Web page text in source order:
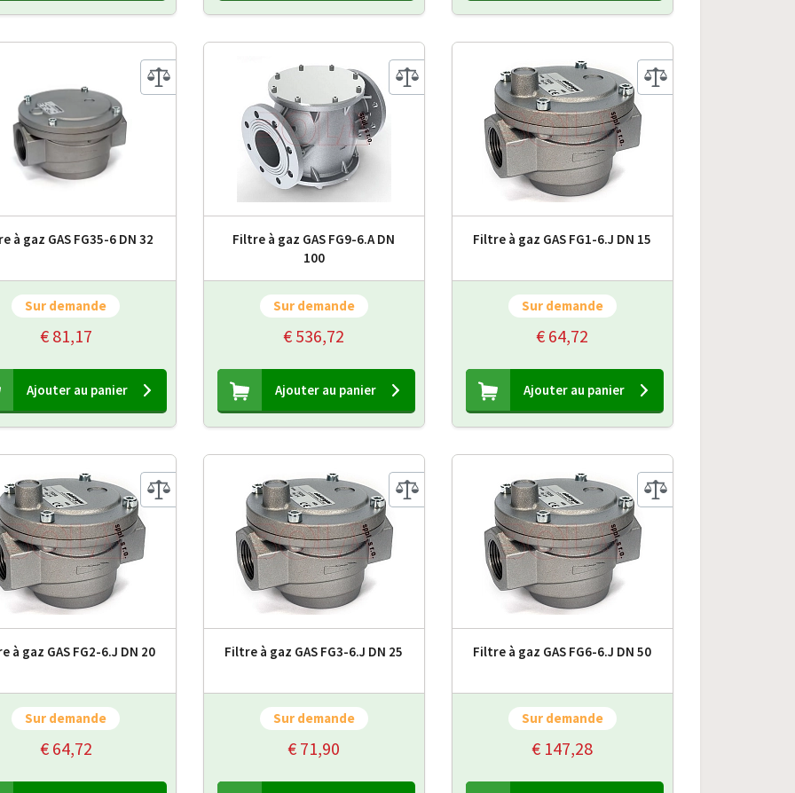
à gaz GAS FG35-6 DN 32
Sur demande
€ 81,17
Ajouter au panier
Filtre à gaz GAS FG9-6.A DN
100
Sur demande
€ 536,72
Ajouter au panier
Filtre à gaz GAS FG1-6.J DN 15
Sur demande
€ 64,72
Ajouter au panier
à gaz GAS FG2-6.J DN 20
Sur demande
€ 64,72
Filtre à gaz GAS FG3-6.J DN 25
Sur demande
€ 71,90
Filtre à gaz GAS FG6-6.J DN 50
Sur demande
€ 147,28